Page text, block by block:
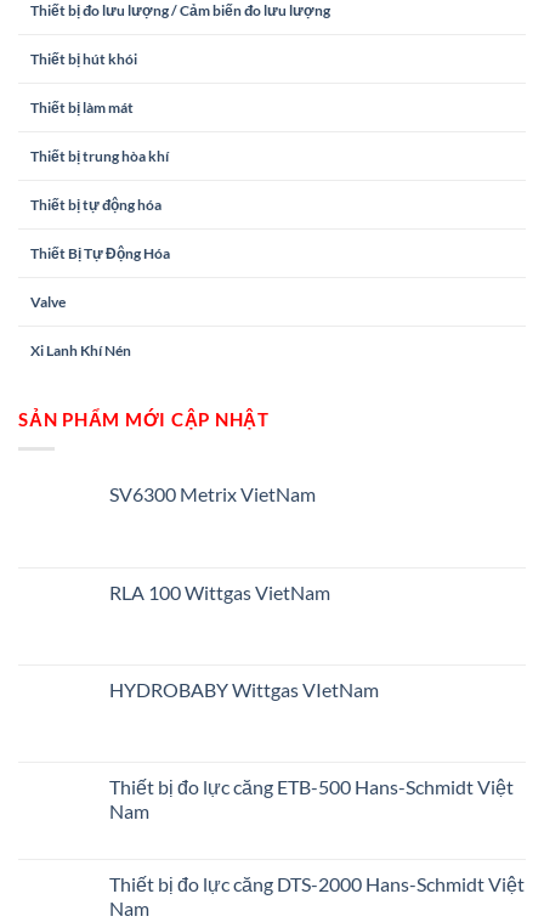
Thiết bị đo lưu lượng / Cảm biến đo lưu lượng
Thiết bị hút khói
Thiết bị làm mát
Thiết bị trung hòa khí
Thiết bị tự động hóa
Thiết Bị Tự Động Hóa
Valve
Xi Lanh Khí Nén
SẢN PHẨM MỚI CẬP NHẬT
SV6300 Metrix VietNam
RLA 100 Wittgas VietNam
HYDROBABY Wittgas VIetNam
Thiết bị đo lực căng ETB-500 Hans-Schmidt Việt
Nam
Thiết bị đo lực căng DTS-2000 Hans-Schmidt Việt
Nam